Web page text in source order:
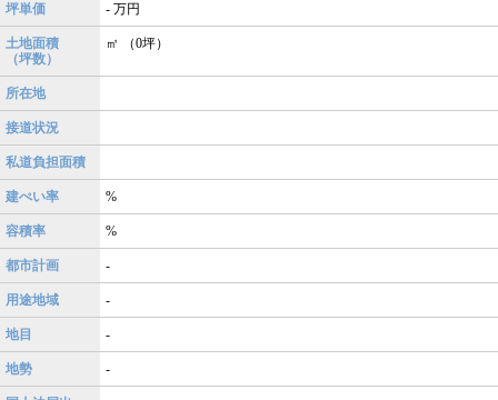
坪単価 - 万円
土地面積
（坪数）
㎡ （0坪）
所在地
接道状況
私道負担面積
建ぺい率 %
容積率 %
都市計画 -
用途地域 -
地目 -
地勢 -